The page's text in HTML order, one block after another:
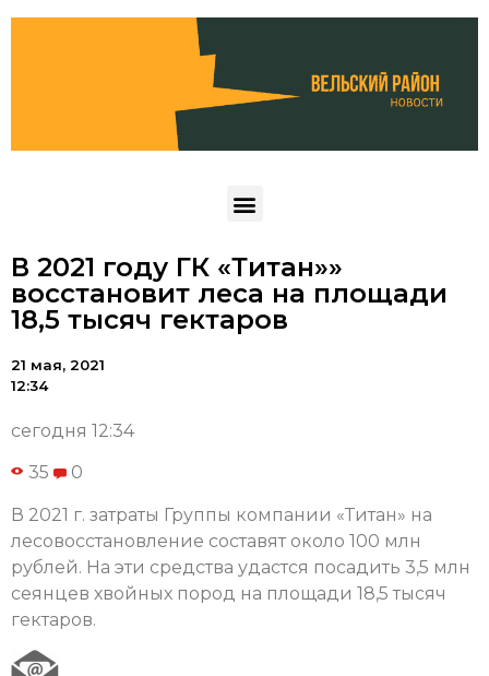
В 2021 году ГК «Титан»»
восстановит леса на площади
18,5 тысяч гектаров
21 мая, 2021
12:34
сегодня 12:34
35 0
В 2021 г. затраты Группы компании «Титан» на
лесовосстановление составят около 100 млн
рублей. На эти средства удастся посадить 3,5 млн
сеянцев хвойных пород на площади 18,5 тысяч
гектаров.